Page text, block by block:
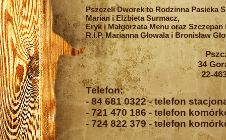
Pszczeli Dworek to Rodzinna Pasieka
Marian i Elżbieta Surmacz,
Eryk i Małgorzata Menu oraz
R.I.P. Marianna Głowala i Bronisław
34
22-
Telefon:
- 84 681 0322 - telefon
- 721 470 186 - telefon
- 724 822 379 - telefon